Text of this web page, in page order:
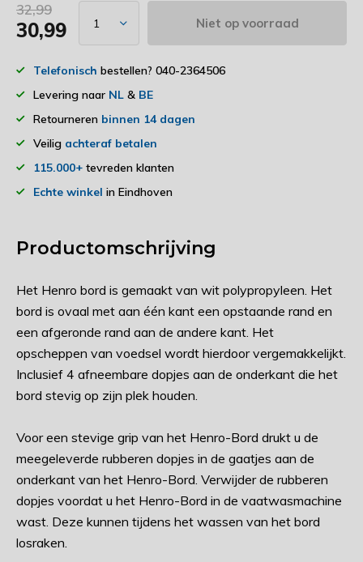
32,99
30,99 Niet op voorraad
Telefonisch bestellen? 040-2364506
Levering naar NL & BE
Retourneren binnen 14 dagen
Veilig achteraf betalen
115.000+ tevreden klanten
Echte winkel in Eindhoven
Productomschrijving
Het Henro bord is gemaakt van wit polypropyleen. Het
bord is ovaal met aan één kant een opstaande rand en
een afgeronde rand aan de andere kant. Het
opscheppen van voedsel wordt hierdoor vergemakkelijkt.
Inclusief 4 afneembare dopjes aan de onderkant die het
bord stevig op zijn plek houden.
Voor een stevige grip van het Henro-Bord drukt u de
meegeleverde rubberen dopjes in de gaatjes aan de
onderkant van het Henro-Bord. Verwijder de rubberen
dopjes voordat u het Henro-Bord in de vaatwasmachine
wast. Deze kunnen tijdens het wassen van het bord
losraken.